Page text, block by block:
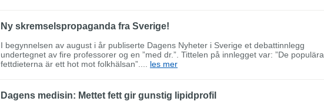
Ny skremselspropaganda fra Sverige!
I begynnelsen av august i år publiserte Dagens Nyheter i Sverige et debattinnlegg
undertegnet av fire professorer og en ”med dr.”. Tittelen på innlegget var: ”De populära
fettdieterna är ett hot mot folkhälsan”.... les mer
Dagens medisin: Mettet fett gir gunstig lipidprofil